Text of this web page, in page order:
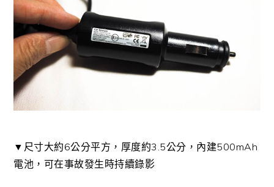
▼尺寸大約6公分平方，厚度約3.5公分，內建500mAh
電池，可在事故發生時持續錄影